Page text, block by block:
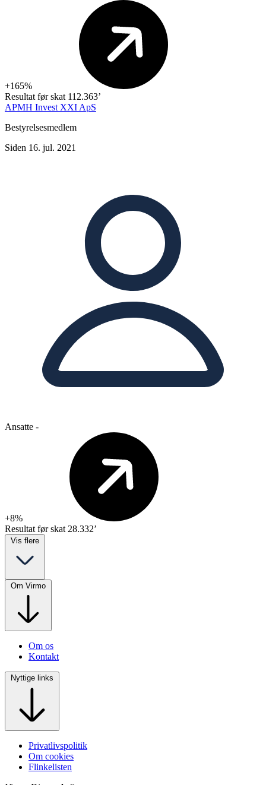
+165%
Resultat før skat 112.363’
APMH Invest XXI ApS
Bestyrelsesmedlem
Siden 16. jul. 2021
Ansatte -
+8%
Resultat før skat 28.332’
Vis flere
Om Virmo
Om os
Kontakt
Nyttige links
Privatlivspolitik
Om cookies
Flinkelisten